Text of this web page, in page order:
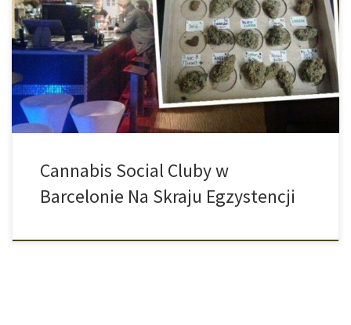
koneserów marihuany. Nawet sam Amsterdam już nie jest w stanie
konkurować z nią w tej dziedzinie. Konopne kluby towarzyskie,
czyli tak zwane Cannabis Social Cluby w Barcelonie (gdzie
znajduje się główna i największa ich część w Hiszpanii) cieszą się
Cannabis Social Cluby w
Barcelonie Na Skraju Egzystencji